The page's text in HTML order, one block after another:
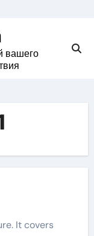
вашего
It covers